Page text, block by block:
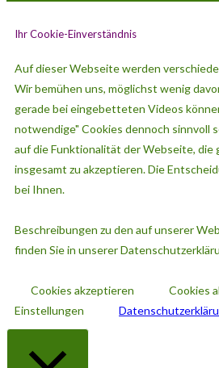
Ihr Cookie-Einverständnis
Auf dieser Webseite werden
Wir bemühen uns, möglichst wenig
gerade bei eingebetteten Videos
notwendige" Cookies dennoch sinnvoll
auf die Funktionalität der Webseite, die
insgesamt zu akzeptieren. Die
bei Ihnen.
Beschreibungen zu den auf unserer
finden Sie in unserer
Cookies akzeptieren Cookies
Einstellungen